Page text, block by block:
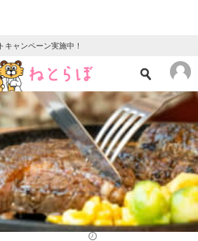
キャンペーン実施中！
ニュース
クイズ
地域
教育・育児
リサーチ